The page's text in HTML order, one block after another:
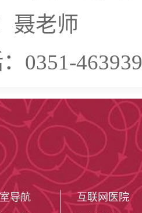
聂老师
0351-
导航
互联网医院